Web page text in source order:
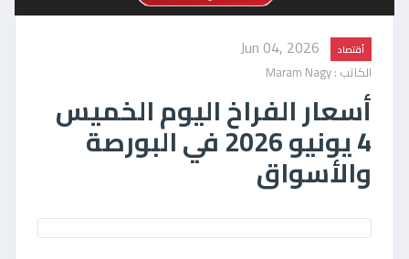
أقتصاد Jun 04, 2026
الكاتب : Maram Nagy
أسعار الفراخ اليوم الخميس
4 يونيو 2026 في البورصة
والأسواق